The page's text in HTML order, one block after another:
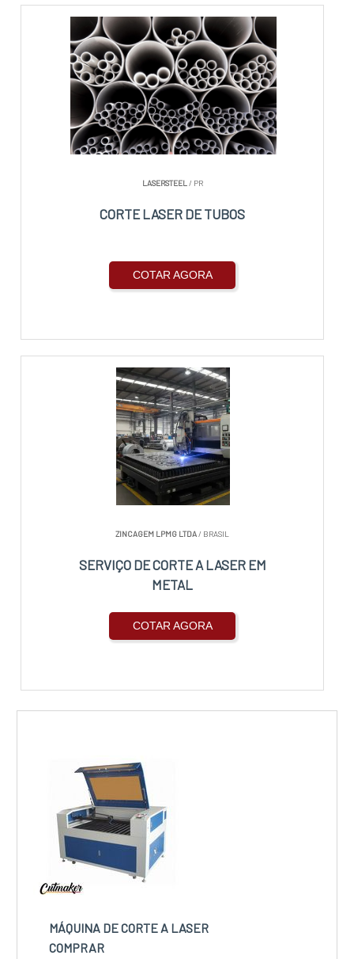
LASERSTEEL/ PR
CORTE LASER DE TUBOS
COTAR AGORA
ZINCAGEM LPMG LTDA/ BRASIL
SERVIÇO DE CORTE A LASER EM
METAL
COTAR AGORA
MÁQUINA DE CORTE A LASER
COMPRAR